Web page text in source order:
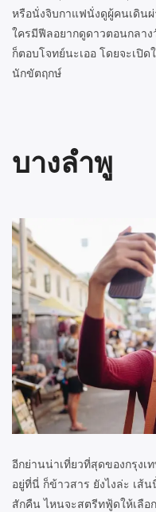
หรือนั่งจิบกาแฟนั่งดูผู้คนเดิน
ใครมีฟีลอยากดูดาวตอนกลาง
ก็ตอบโจทย์นะเออ โดยจะเปิ
นักขัตฤกษ์
บางลำพู
อีกย่านน่าเที่ยวที่สุดของกรุง
อยู่ที่นี่ ก็ข้าวสาร ยังไงล่ะ เส้
สักคืน ไหนจะสตรีทฟู้ดให้เลื